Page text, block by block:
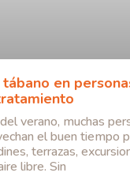
en
verano, muchas
el buen tiempo
terrazas,
libre. Sin